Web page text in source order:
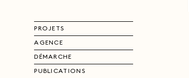
PROJETS
AGENCE
DÉMARCHE
PUBLICATIONS